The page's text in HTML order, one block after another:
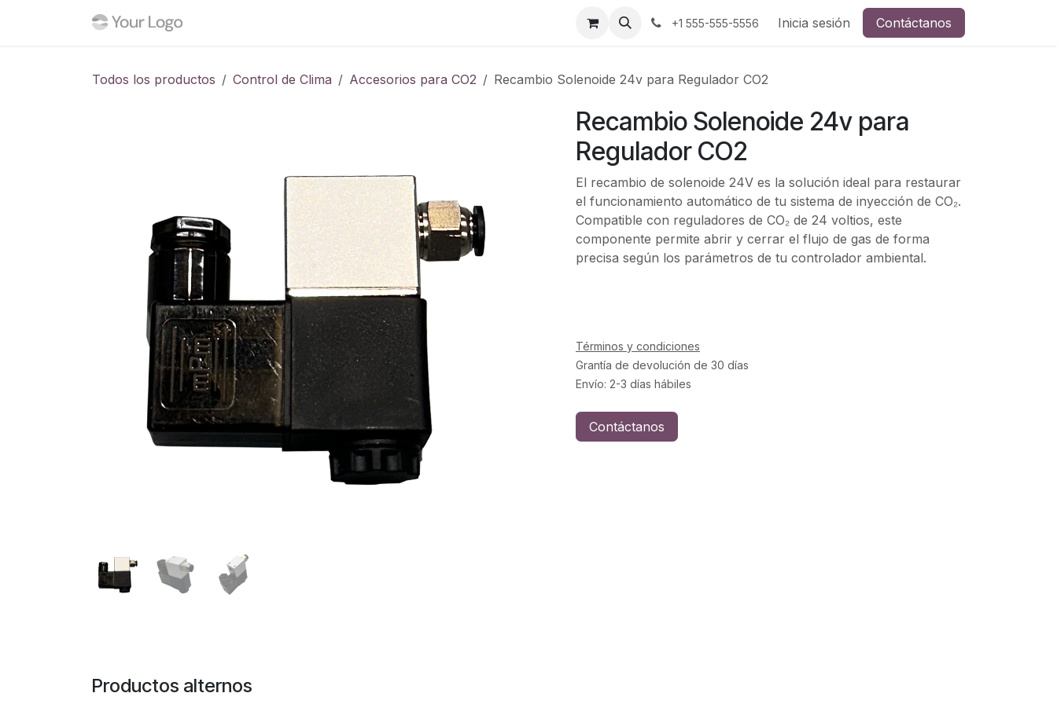
+1 555-555-5556 Inicia sesión Contáctanos
Todos los productos Control de Clima Accesorios para CO2 Recambio Solenoide 24v para Regulador CO2
Recambio Solenoide 24v para
Regulador CO2
El recambio de solenoide 24V es la solución ideal para restaurar
el funcionamiento automático de tu sistema de inyección de CO₂.
Compatible con reguladores de CO₂ de 24 voltios, este
componente permite abrir y cerrar el flujo de gas de forma
precisa según los parámetros de tu controlador ambiental.
Términos y condiciones
Grantía de devolución de 30 días
Envío: 2-3 días hábiles
Contáctanos
Productos alternos